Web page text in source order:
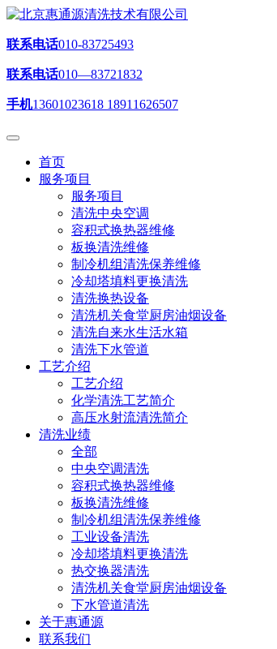
联系电话010-83725493
联系电话010—83721832
手机13601023618 18911626507
首页
服务项目
服务项目
清洗中央空调
容积式换热器维修
板换清洗维修
制冷机组清洗保养维修
冷却塔填料更换清洗
清洗换热设备
清洗机关食堂厨房油烟设备
清洗自来水生活水箱
清洗下水管道
工艺介绍
工艺介绍
化学清洗工艺简介
高压水射流清洗简介
清洗业绩
全部
中央空调清洗
容积式换热器维修
板换清洗维修
制冷机组清洗保养维修
工业设备清洗
冷却塔填料更换清洗
热交换器清洗
清洗机关食堂厨房油烟设备
下水管道清洗
关于惠通源
联系我们